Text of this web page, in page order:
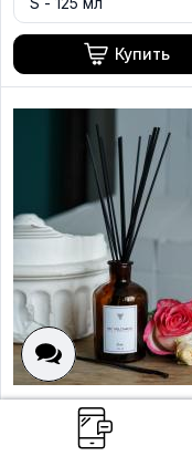
Купить
DUBAI - Диффузор